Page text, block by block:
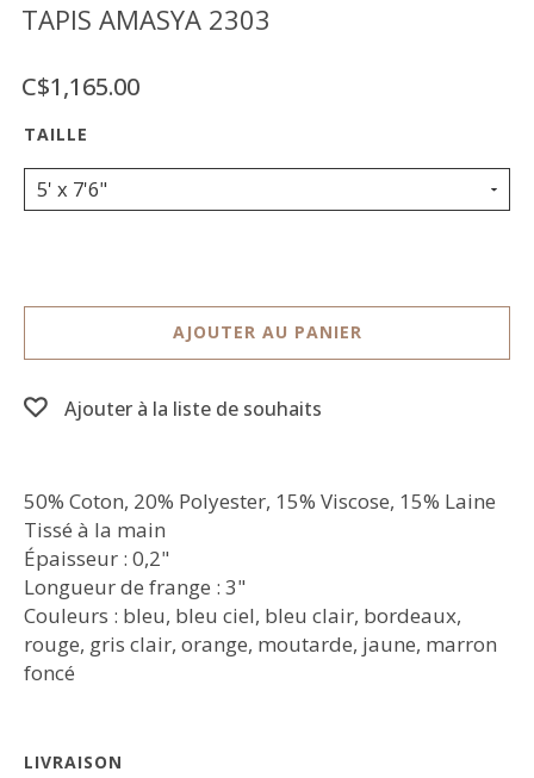
US
TAPIS AMASYA 2303
C$1,165.00
5' x 7'6"
AJOUTER AU PANIER
Ajouter à la liste de souhaits
50% Coton, 20% Polyester, 15% Viscose, 15% Laine
Tissé à la main
Épaisseur : 0,2"
Longueur de frange : 3"
Couleurs : bleu, bleu ciel, bleu clair, bordeaux,
rouge, gris clair, orange, moutarde, jaune, marron
foncé
LIVRAISON